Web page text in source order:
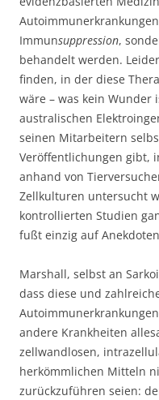
Immunsuppression,
behandelt werden.
finden, in der diese
wäre – was kein Wunder
australischen
seinen Mitarbeitern
Veröffentlichungen gibt,
anhand von
Zellkulturen untersucht
kontrollierten Studien
fußt einzig auf
Marshall, selbst an
dass diese und
andere Krankheiten
zellwandlosen,
herkömmlichen Mitteln
zurückzuführen seien: